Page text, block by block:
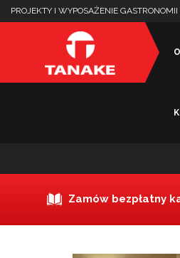
PROJEKTY I WYPOSAŻENIE GASTRONOMII
Zamów bezpłatny